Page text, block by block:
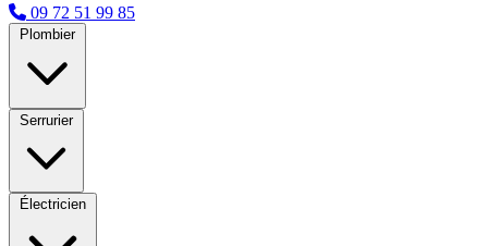
09 72 51 99 85
Plombier
Serrurier
Électricien